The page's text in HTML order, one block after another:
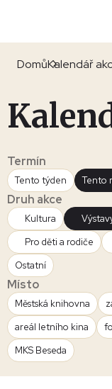
DomůKalendář
Termín
Tento týden Tento
Druh akce
Kultura
Pro děti a rodiče
Ostatní
Místo
Městská knihovna
areál letního kina
MKS Beseda